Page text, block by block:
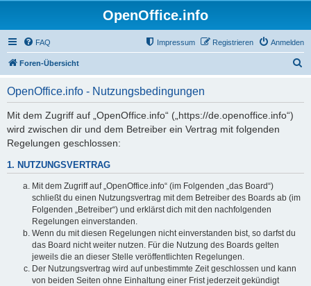
OpenOffice.info
FAQ Anmelden
Registrieren
Impressum
Foren-Übersicht
OpenOffice.info - Nutzungsbedingungen
Mit dem Zugriff auf „OpenOffice.info“ („https://de.openoffice.info“)
wird zwischen dir und dem Betreiber ein Vertrag mit folgenden
Regelungen geschlossen:
1. NUTZUNGSVERTRAG
Mit dem Zugriff auf „OpenOffice.info“ (im Folgenden „das Board“)
schließt du einen Nutzungsvertrag mit dem Betreiber des Boards ab (im
Folgenden „Betreiber“) und erklärst dich mit den nachfolgenden
Regelungen einverstanden.
Wenn du mit diesen Regelungen nicht einverstanden bist, so darfst du
das Board nicht weiter nutzen. Für die Nutzung des Boards gelten
jeweils die an dieser Stelle veröffentlichten Regelungen.
Der Nutzungsvertrag wird auf unbestimmte Zeit geschlossen und kann
von beiden Seiten ohne Einhaltung einer Frist jederzeit gekündigt